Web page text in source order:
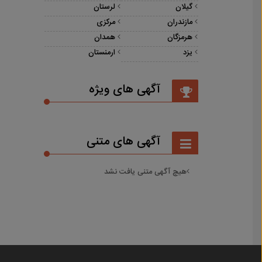
گیلان
لرستان
مازندران
مرکزی
هرمزگان
همدان
یزد
ارمنستان
آگهی های ویژه
آگهی های متنی
هیچ آگهی متنی یافت نشد